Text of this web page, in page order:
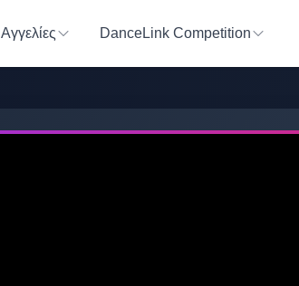
Αγγελίες DanceLink Competition